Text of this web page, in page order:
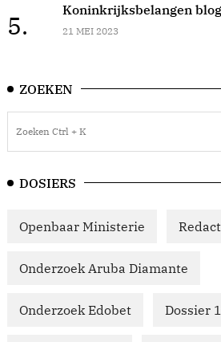
5.
Koninkrijksbelangen
21 MEI 2023
ZOEKEN
DOSIERS
Openbaar Ministerie
Onderzoek Aruba Diamante
Onderzoek Edobet Dossier